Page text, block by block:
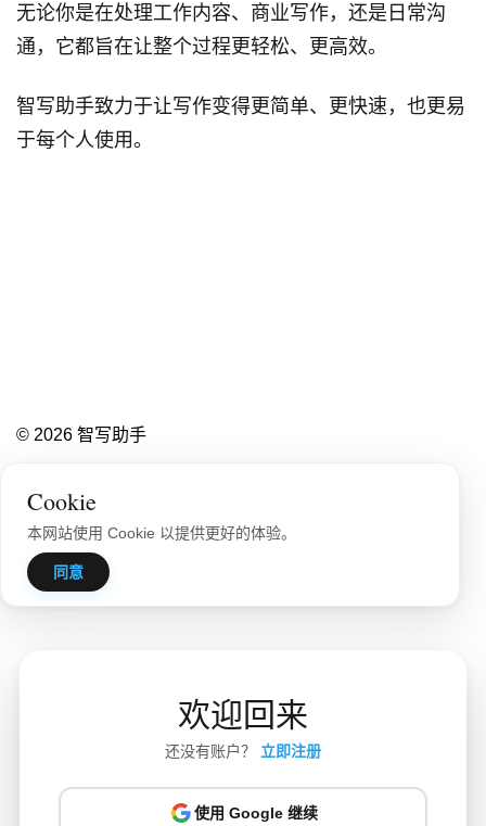
无论你是在处理工作内容、商业写作，还是日常沟
通，它都旨在让整个过程更轻松、更高效。
智写助手致力于让写作变得更简单、更快速，也更易
于每个人使用。
© 2026 智写助手
Cookie
本网站使用 Cookie 以提供更好的体验。
同意
欢迎回来
还没有账户？ 立即注册
使用 Google 继续